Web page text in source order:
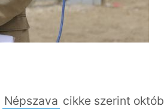
Népszava cikke szerint